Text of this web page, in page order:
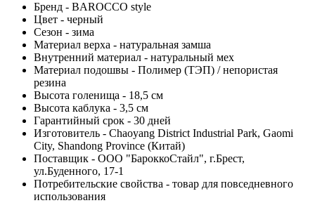
Бренд - BAROCCO style
Цвет - черный
Сезон - зима
Материал верха - натуральная замша
Внутренний материал - натуральный мех
Материал подошвы - Полимер (ТЭП) / непористая
резина
Высота голенища - 18,5 см
Высота каблука - 3,5 см
Гарантийный срок - 30 дней
Изготовитель - Chaoyang District Industrial Park, Gaomi
City, Shandong Province (Китай)
Поставщик - ООО "БароккоСтайл", г.Брест,
ул.Буденного, 17-1
Потребительские свойства - товар для повседневного
использования